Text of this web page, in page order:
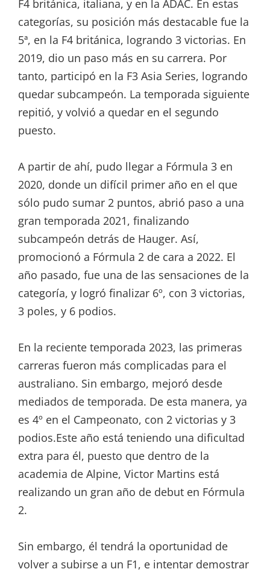
F4 británica, italiana, y en la ADAC. En estas
categorías, su posición más destacable fue la
5ª, en la F4 británica, logrando 3 victorias. En
2019, dio un paso más en su carrera. Por
tanto, participó en la F3 Asia Series, logrando
quedar subcampeón. La temporada siguiente
repitió, y volvió a quedar en el segundo
puesto.
A partir de ahí, pudo llegar a Fórmula 3 en
2020, donde un difícil primer año en el que
sólo pudo sumar 2 puntos, abrió paso a una
gran temporada 2021, finalizando
subcampeón detrás de Hauger. Así,
promocionó a Fórmula 2 de cara a 2022. El
año pasado, fue una de las sensaciones de la
categoría, y logró finalizar 6º, con 3 victorias,
3 poles, y 6 podios.
En la reciente temporada 2023, las primeras
carreras fueron más complicadas para el
australiano. Sin embargo, mejoró desde
mediados de temporada. De esta manera, ya
es 4º en el Campeonato, con 2 victorias y 3
podios.Este año está teniendo una dificultad
extra para él, puesto que dentro de la
academia de Alpine, Victor Martins está
realizando un gran año de debut en Fórmula
2.
Sin embargo, él tendrá la oportunidad de
volver a subirse a un F1, e intentar demostrar